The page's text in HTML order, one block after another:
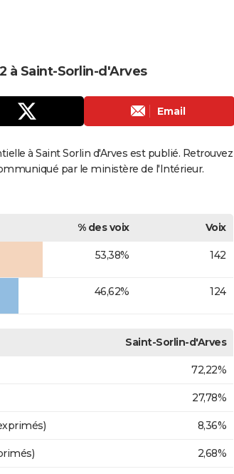
à Saint-Sorlin-d'Arves
Email
à Saint Sorlin d'Arves est publié. Retrouvez
par le ministère de l'Intérieur.
% des voix
Voix
53,38% 142
46,62% 124
Saint-Sorlin-d'Arves
72,22%
27,78%
8,36%
2,68%